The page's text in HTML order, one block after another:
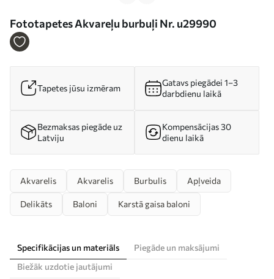
Fototapetes Akvareļu burbuļi Nr. u29990
Tapetes jūsu izmēram
Gatavs piegādei 1–3
darbdienu laikā
Bezmaksas piegāde uz
Latviju
Kompensācijas 30
dienu laikā
Akvarelis Akvarelis Burbulis Apļveida
Delikāts Baloni Karstā gaisa baloni
Specifikācijas un materiāls
Piegāde un maksājumi
Biežāk uzdotie jautājumi